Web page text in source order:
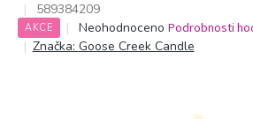
589384209
AKCE
Průměrné
hodnocení
Neohodnoceno Podrobnosti
Značka: Goose Creek Candle